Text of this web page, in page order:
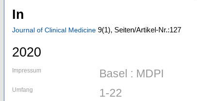
In
Journal of Clinical Medicine 9(1), Seiten/Artikel-Nr.:127
2020
Impressum Basel : MDPI
Umfang 1-22